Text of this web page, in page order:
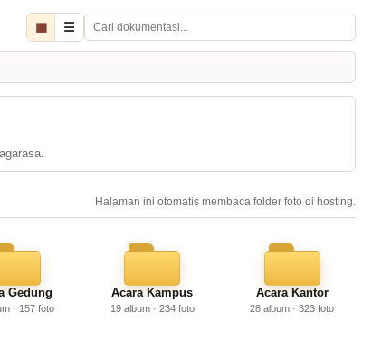
▦ ☰
Halaman ini otomatis membaca folder foto di hosting.
Gedung
· 157 foto
Acara Kampus
19 album · 234 foto
Acara Kantor
28 album · 323 foto